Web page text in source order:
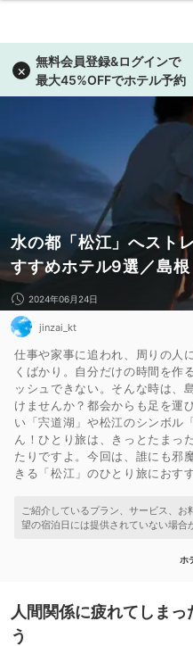
水の都「松江」へスト
すすめホテル9選／島根
2024年06月24日
jinzai_kt
仕事や家事に追われ、周りの人
くばかり。自分だけの時間を作
ッシュできない。そんな時は、
けませんか？都会からも足を運
い「宍道湖」や松江のシンボル
ん！ひとり旅は、きっとたまっ
たりですよ。今回は、誰にも邪
きる「松江」のひとり旅におす
ホ
人間関係に疲れてしま
う